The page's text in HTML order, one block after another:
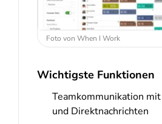
Foto von When I Work
Wichtigste Funktionen
Teamkommunikation
und Direktnachrichten